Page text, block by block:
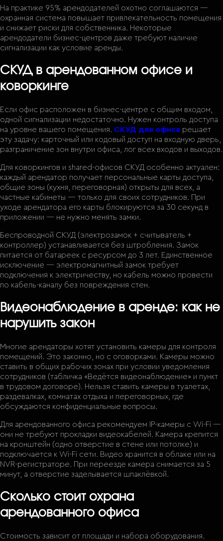
На практике 95% арендодателей охотно соглашаются —
охранная система повышает привлекательность помещения
и снижает риски для собственника. Некоторые
арендодатели бизнес-центров даже требуют наличие
сигнализации как условие аренды.
СКУД в арендованном офисе и
коворкинге
Если офис расположен в бизнес-центре с общим входом,
одной сигнализации недостаточно. Нужен контроль доступа
на уровне вашего помещения. СКУД для офиса решает
эту задачу: карточный или кодовый доступ на входную дверь,
разграничение зон внутри офиса, лог всех входов и выходов.
Для коворкингов и shared-офисов СКУД особенно актуален:
каждый арендатор получает персональные карты доступа,
общие зоны (кухня, переговорная) открыты для всех, а
частные кабинеты — только для своих сотрудников. При
уходе арендатора его карты блокируются за 30 секунд в
приложении — не нужно менять замки.
Беспроводной СКУД (электрозамок + считыватель +
контроллер) устанавливается без штробления. Замок
питается от батареек с ресурсом до 3 лет. Единственное
исключение — электромагнитный замок требует
подключения к электричеству, но кабель можно провести
по кабель-каналу без повреждения стен.
Видеонаблюдение в аренде: как не
нарушить закон
Многие арендаторы хотят установить камеры для контроля
помещений. Это законно, но с оговорками. Камеры можно
ставить в общих рабочих зонах при условии уведомления
сотрудников (табличка «Ведётся видеонаблюдение» и пункт
в трудовом договоре). Нельзя ставить камеры в туалетах,
раздевалках, комнатах отдыха и переговорных, где
обсуждаются конфиденциальные вопросы.
Для арендованного офиса рекомендуем IP-камеры с Wi-Fi —
они не требуют прокладки видеокабелей. Камера крепится
на кронштейн (одно отверстие в стене или потолке) и
подключается к Wi-Fi сети. Видео хранится в облаке или на
NVR-регистраторе. При переезде камера снимается за 5
минут, а отверстие заделывается шпаклёвкой.
Сколько стоит охрана
арендованного офиса
Стоимость зависит от площади и набора оборудования.